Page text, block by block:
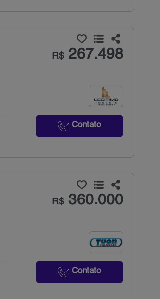
R$267.498
Contato
R$360.000
Contato